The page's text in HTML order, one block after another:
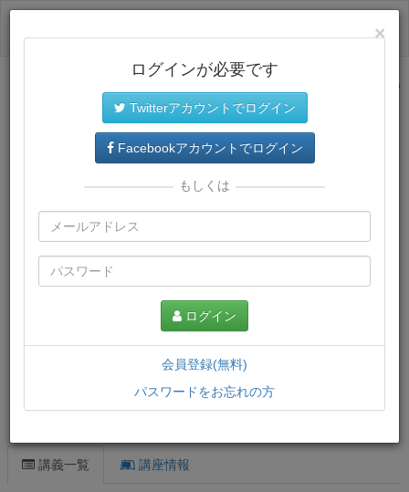
サイトトップに戻る
プレミアム会員では、教材がダウンロードでき、快適な動画
再生環境が提供されます。
講義一覧 講座情報
×
ログインが必要です
Twitterアカウントでログイン
Facebookアカウントでログイン
もしくは
ログイン
会員登録(無料)
パスワードをお忘れの方